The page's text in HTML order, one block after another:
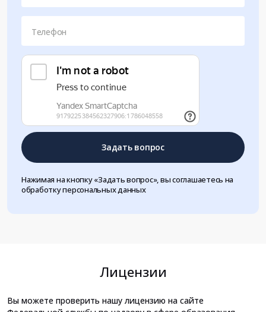
Телефон
Задать вопрос
Нажимая на кнопку «Задать вопрос», вы соглашаетесь на
обработку персональных данных
Лицензии
Вы можете проверить нашу лицензию на сайте